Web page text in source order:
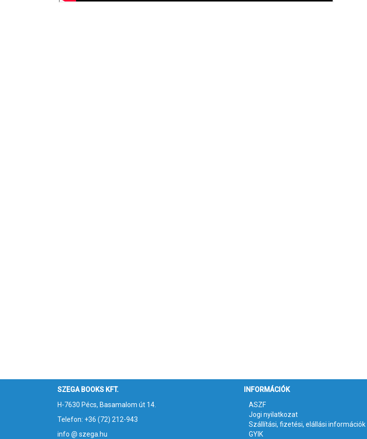
SZEGA BOOKS KFT.
H-7630 Pécs, Basamalom út 14.
Telefon: +36 (72) 212-943
info @ szega.hu
INFORMÁCIÓK
ASZF
Jogi nyilatkozat
Szállítási, fizetési, elállási információk
GYIK